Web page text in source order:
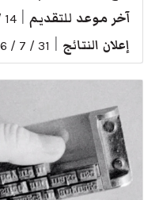
آخر موعد للتقديم 14 / 4 / 2026
إعلان النتائج 31 / 7 / 2026